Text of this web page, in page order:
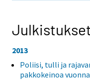
2013
Poliisi, tulli ja
pakkokeinoa